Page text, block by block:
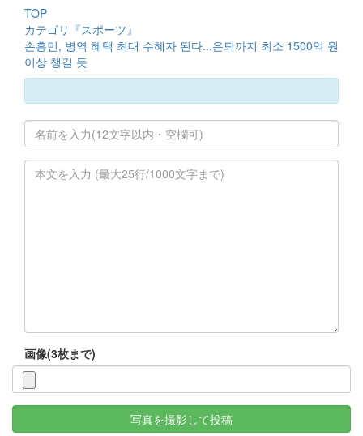
TOP
カテゴリ『スポーツ』
손흥민, 병역 혜택 최대 수혜자 된다...은퇴까지 최소 1500억 원
이상 챙길 듯
画像(3枚まで)
写真を撮影して投稿